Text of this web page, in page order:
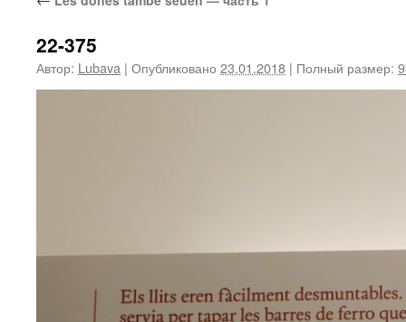
22-375
Автор: Lubava | Опубликовано 23.01.2018 | Полный размер: